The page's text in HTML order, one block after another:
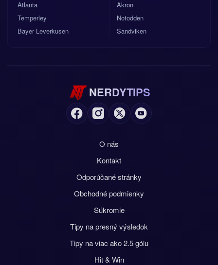
Atlanta
Temperley
Bayer Leverkusen
Akron
Notodden
Sandviken
NERDYTIPS
O nás
Kontakt
Odporúčané stránky
Obchodné podmienky
Súkromie
Tipy na presný výsledok
Tipy na viac ako 2.5 gólu
Hit & Win